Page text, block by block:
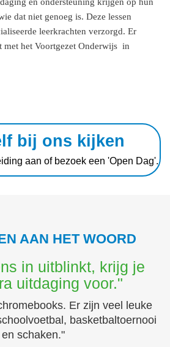
dat niet genoeg is. Deze lessen
leerkrachten verzorgd. Er
met het Voortgezet Onderwijs in
bij ons kijken
aan of bezoek een 'Open Dag'.
AAN HET WOORD
in uitblinkt, krijg je
uitdaging voor."
Er zijn veel leuke
basketbaltoernooi
en schaken."